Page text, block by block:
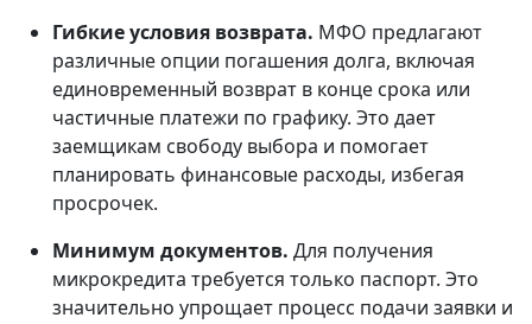
Гибкие условия возврата. МФО предлагают
различные опции погашения долга, включая
единовременный возврат в конце срока или
частичные платежи по графику. Это дает
заемщикам свободу выбора и помогает
планировать финансовые расходы, избегая
просрочек.
Минимум документов. Для получения
микрокредита требуется только паспорт. Это
значительно упрощает процесс подачи заявки и